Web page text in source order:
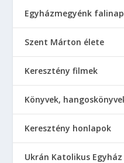
Egyházmegyénk
Szent Márton élete
Keresztény filmek
Könyvek,
Keresztény honlapok
Ukrán Katolikus Egyház